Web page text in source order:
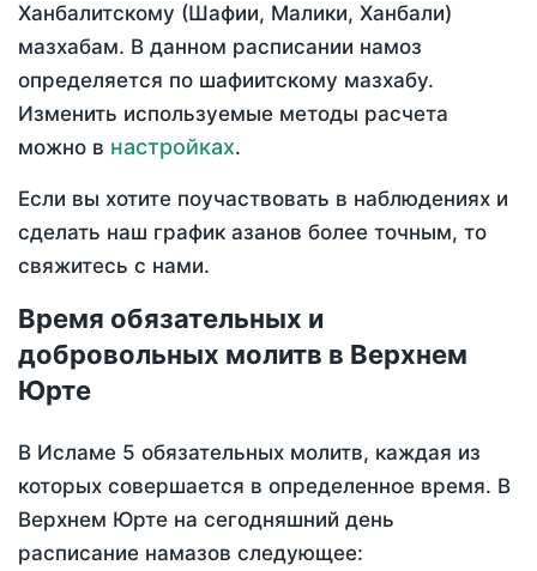
Ханбалитскому (Шафии, Малики, Ханбали)
мазхабам. В данном расписании намоз
определяется по шафиитскому мазхабу.
Изменить используемые методы расчета
можно в настройках.
Если вы хотите поучаствовать в наблюдениях и
сделать наш график азанов более точным, то
свяжитесь с нами.
Время обязательных и
добровольных молитв в Верхнем
Юрте
В Исламе 5 обязательных молитв, каждая из
которых совершается в определенное время. В
Верхнем Юрте на сегодняшний день
расписание намазов следующее: